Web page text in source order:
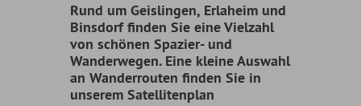
Rund um Geislingen, Erlaheim und
Binsdorf finden Sie eine Vielzahl
von schönen Spazier- und
Wanderwegen. Eine kleine Auswahl
an Wanderrouten finden Sie in
unserem Satellitenplan